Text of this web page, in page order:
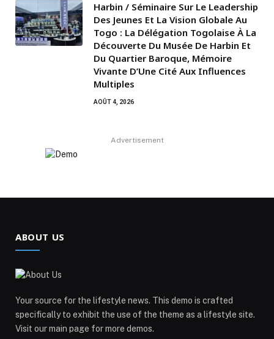
Harbin / Séminaire Sur Le Leadership
Des Jeunes Et La Vision Globale Au
Togo : La Délégation Togolaise À La
Découverte Du Musée De Harbin Et
Du Quartier Baroque, Mémoire
Vivante D’Une Cité Aux Influences
Multiples
AOÛT 4, 2026
Advertisement
ABOUT US
Your source for the lifestyle news. This demo is crafted
specifically to exhibit the use of the theme as a lifestyle site.
Visit our main page for more demos.